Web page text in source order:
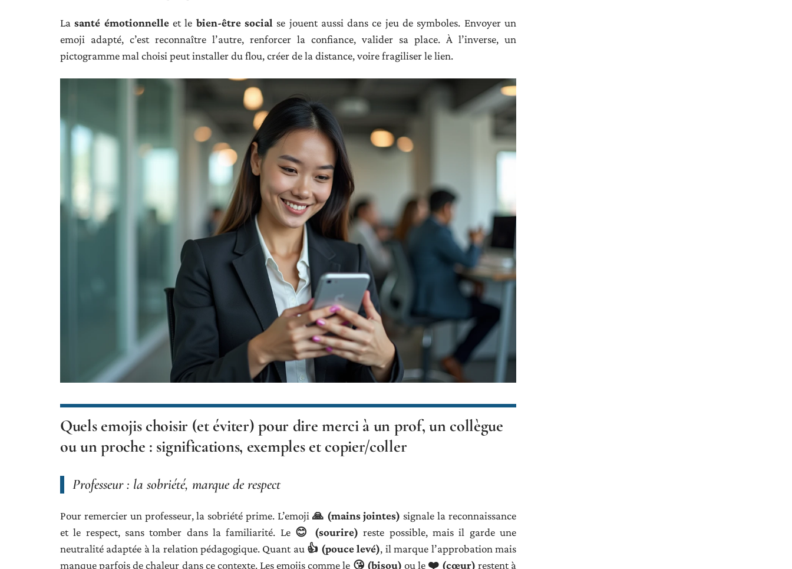
Lasanté émotionnelleet le bien-être social se jouent aussi dans ce jeu de symboles. Envoyer un
emoji adapté, c’est reconnaître l’autre, renforcer la confiance, valider sa place. À l’inverse, un
pictogramme mal choisi peut installer du flou, créer de la distance, voire fragiliser le lien.
Quels emojis choisir (et éviter) pour dire merci à un prof, un collègue
ou un proche : significations, exemples et copier/coller
Professeur : la sobriété, marque de respect
Pour remercier un professeur, la sobriété prime. L’emoji 🙏 (mains jointes) signale la reconnaissance
et le respect, sans tomber dans la familiarité. Le 😊 (sourire) reste possible, mais il garde une
neutralité adaptée à la relation pédagogique. Quant au 👍 (pouce levé), il marque l’approbation mais
manque parfois de chaleur dans ce contexte. Les emojis comme le 😘 (bisou) ou le ❤️ (cœur) restent à